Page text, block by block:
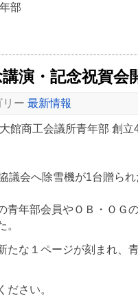
部
演・記念祝賀会
ー 最新情報
館商工会議所青年部 創立
議会へ除雪機が1台贈ら
青年部会員やＯＢ・ＯＧ
たな１ページが刻まれ、
ださい。